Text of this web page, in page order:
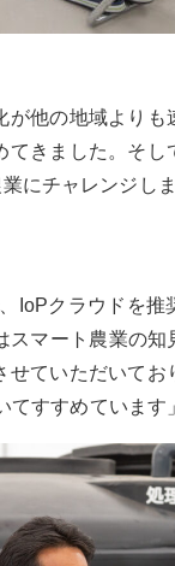
他の地域より
きました。そし
にチャレンジし
IoPクラウドを
マート農業の知
ていただいて
すすめています